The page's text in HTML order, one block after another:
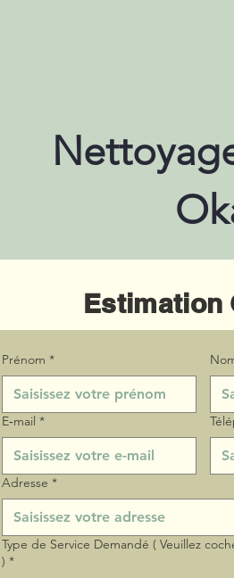
Estimation
Prénom *
E‑mail *
Adresse *
Type de Service Demandé ( Veuillez
) *